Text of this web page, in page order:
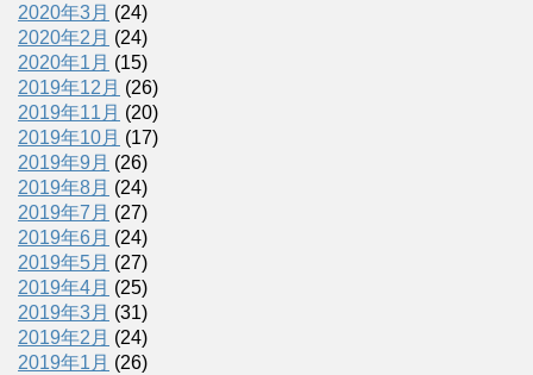
2020年3月 (24)
2020年2月 (24)
2020年1月 (15)
2019年12月 (26)
2019年11月 (20)
2019年10月 (17)
2019年9月 (26)
2019年8月 (24)
2019年7月 (27)
2019年6月 (24)
2019年5月 (27)
2019年4月 (25)
2019年3月 (31)
2019年2月 (24)
2019年1月 (26)